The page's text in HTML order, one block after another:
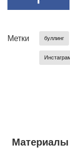
Метки буллинг
Материалы